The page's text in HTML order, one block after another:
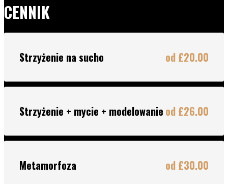
CENNIK
Strzyżenie na sucho od £20.00
Strzyżenie + mycie + modelowanie od £26.00
Metamorfoza od £30.00